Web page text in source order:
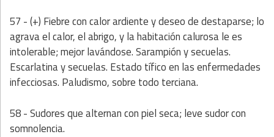
57 - (+) Fiebre con calor ardiente y deseo de destaparse; lo
agrava el calor, el abrigo, y la habitación calurosa le es
intolerable; mejor lavándose. Sarampión y secuelas.
Escarlatina y secuelas. Estado tífico en las enfermedades
infecciosas. Paludismo, sobre todo terciana.
58 - Sudores que alternan con piel seca; leve sudor con
somnolencia.